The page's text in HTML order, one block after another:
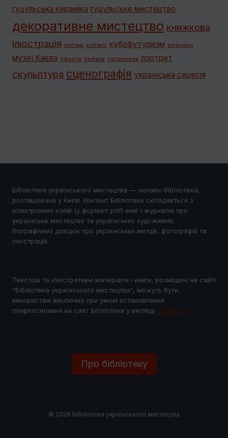
гуцульська кераміка гуцульське мистецтво
декоративне мистецтво книжкова
ілюстрація кобзар кобзарі кубофутуризм мемуари
музеї Києва офорти пейзаж петриківка портрет
скульптура сценографія українська сецесія
Бібліотека українського мистецтва — онлайн-бібліотека,
розташована у Києві. Контент Бібліотеки складається з
електронних копій (у форматі pdf) книг і журналів про
українське мистецтво та українських художників;
біографічних довідок про українських митців, фотографій та
ілюстрацій.
Текстові та ілюстративні матеріали і книги, розміщені на сайті
“Бібліотека українського мистецтва”, можуть бути
використані виключно при умові встановлення
гіперпосилання на сайт Бібліотеки у виглядi uartlib.org.
Про бібліотеку
© 2026 Бібліотека українського мистецтва